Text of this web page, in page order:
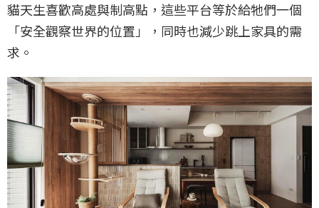
貓天生喜歡高處與制高點，這些平台等於給牠們一個
「安全觀察世界的位置」，同時也減少跳上家具的需
求。